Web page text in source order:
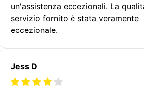
un'assistenza eccezionali. La
servizio fornito è stata veramente
eccezionale.
Jess D